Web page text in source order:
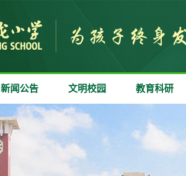
新闻公告 文明校园 教育科研